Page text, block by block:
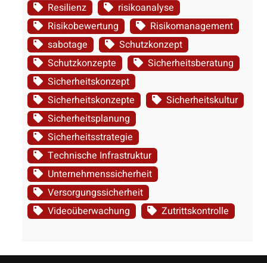
Resilienz
risikoanalyse
Risikobewertung
Risikomanagement
sabotage
Schutzkonzept
Schutzkonzepte
Sicherheitsberatung
Sicherheitskonzept
Sicherheitskonzepte
Sicherheitskultur
Sicherheitsplanung
Sicherheitsstrategie
Technische Infrastruktur
Unternehmenssicherheit
Versorgungssicherheit
Videoüberwachung
Zutrittskontrolle